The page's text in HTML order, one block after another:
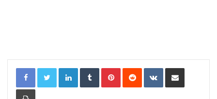
LinkedInTumblrPinterestReddit VKontakteCompartir por correo
Imprimir